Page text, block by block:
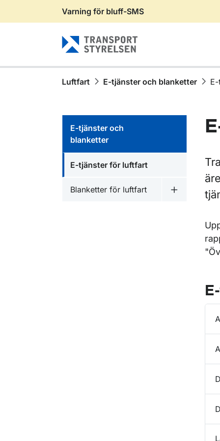
Gå till sidans innehåll
Varning för bluff-SMS
Luftfart E-tjänster och blanketter
E-tjänster och
blanketter
E-tjänster för luftfart
Blanketter för luftfart